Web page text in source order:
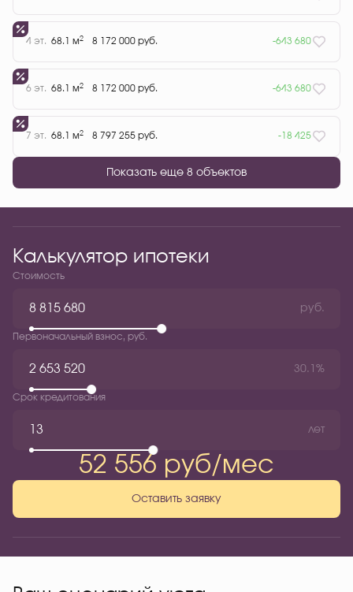
4 эт. 68.1 м2 8 172 000 руб. -643 680
6 эт. 68.1 м2 8 172 000 руб. -643 680
7 эт. 68.1 м2 8 797 255 руб. -18 425
Показать еще 8 объектов
Калькулятор ипотеки
Стоимость
руб.
Первоначальный взнос, руб.
30.1%
Срок кредитования
лет
52 556 руб/мес
Оставить заявку